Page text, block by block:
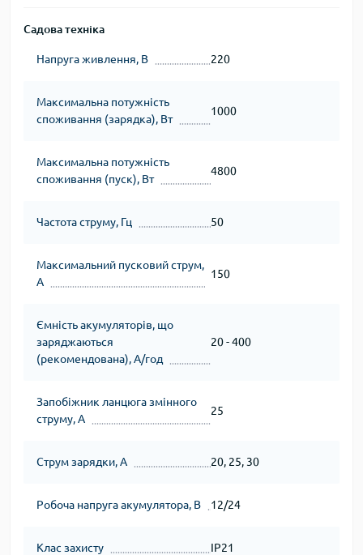
Садова техніка
Напруга живлення, В 220
Максимальна потужність
споживання (зарядка), Вт
1000
Максимальна потужність
споживання (пуск), Вт
4800
Частота струму, Гц 50
Максимальний пусковий струм,
А
150
Ємність акумуляторів, що
заряджаються
(рекомендована), А/год
20 - 400
Запобіжник ланцюга змінного
струму, А
25
Струм зарядки, А 20, 25, 30
Робоча напруга акумулятора, В 12/24
Клас захисту IP21